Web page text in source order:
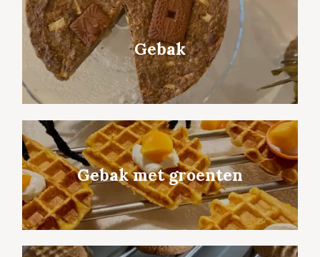
Gebak
Gebak met groenten